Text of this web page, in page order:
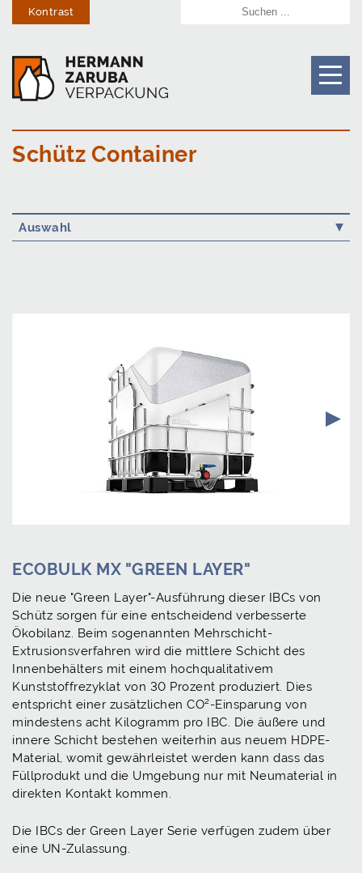
Kontrast
Schütz Container
Auswahl
ECOBULK MX "GREEN LAYER"
Die neue "Green Layer"-Ausführung dieser IBCs von
Schütz sorgen für eine entscheidend verbesserte
Ökobilanz. Beim sogenannten Mehrschicht-
Extrusionsverfahren wird die mittlere Schicht des
Innenbehälters mit einem hochqualitativem
Kunststoffrezyklat von 30 Prozent produziert. Dies
entspricht einer zusätzlichen CO²-Einsparung von
mindestens acht Kilogramm pro IBC. Die äußere und
innere Schicht bestehen weiterhin aus neuem HDPE-
Material, womit gewährleistet werden kann dass das
Füllprodukt und die Umgebung nur mit Neumaterial in
direkten Kontakt kommen.
Die IBCs der Green Layer Serie verfügen zudem über
eine UN-Zulassung.